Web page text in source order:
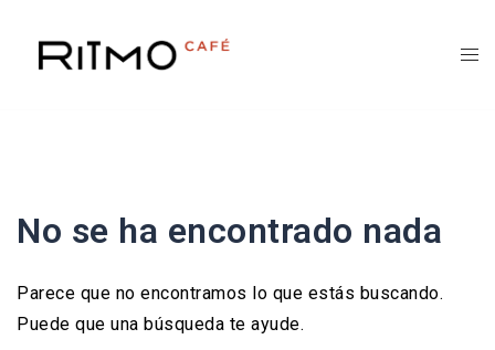
contenido
No se ha encontrado nada
Parece que no encontramos lo que estás buscando.
Puede que una búsqueda te ayude.